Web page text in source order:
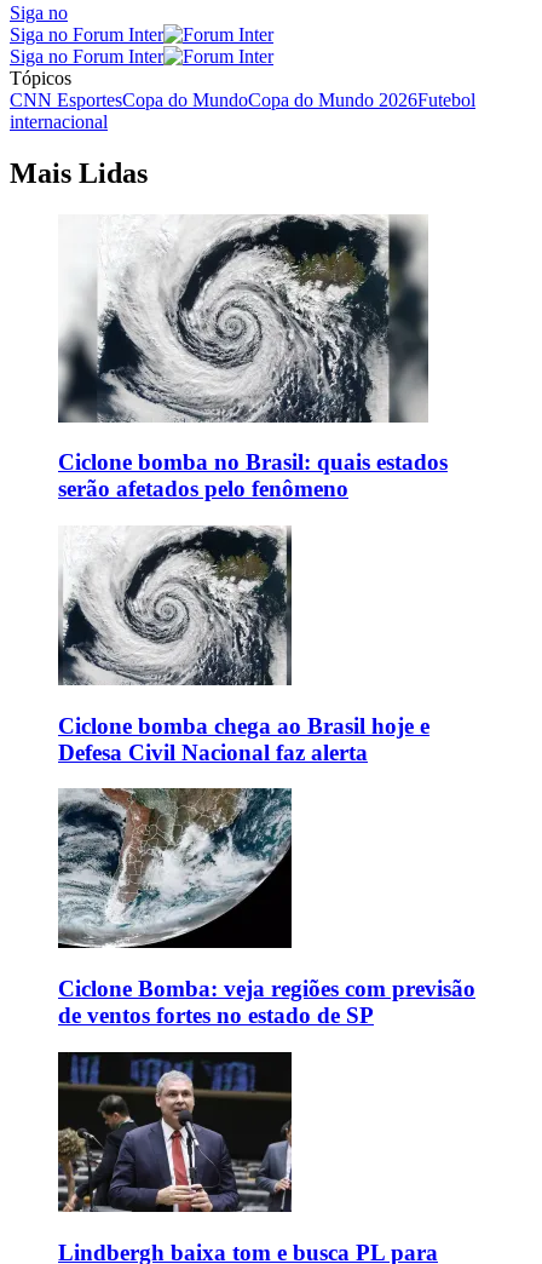
Siga no
Siga no Forum Inter
Siga no Forum Inter
Tópicos
CNN EsportesCopa do MundoCopa do Mundo 2026Futebol
internacional
Mais Lidas
Ciclone bomba no Brasil: quais estados
serão afetados pelo fenômeno
Ciclone bomba chega ao Brasil hoje e
Defesa Civil Nacional faz alerta
Ciclone Bomba: veja regiões com previsão
de ventos fortes no estado de SP
Lindbergh baixa tom e busca PL para